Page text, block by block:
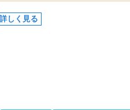
詳しく見る